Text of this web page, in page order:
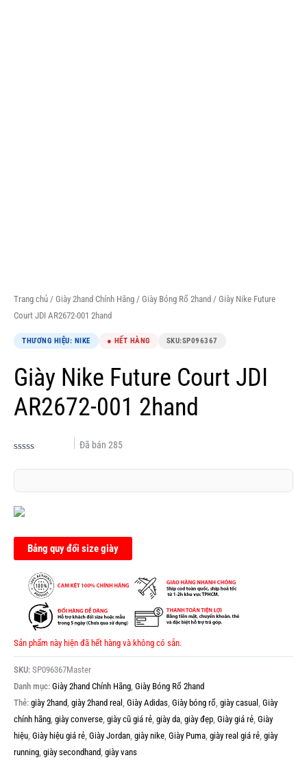
Trang chủ / Giày 2hand Chính Hãng / Giày Bóng Rổ 2hand / Giày Nike Future
Court JDI AR2672-001 2hand
THƯƠNG HIỆU: NIKE ● HẾT HÀNG SKU:SP096367
Giày Nike Future Court JDI
AR2672-001 2hand
xếp
0.0
sao
Đã bán 285
Bảng quy đổi size giày
Sản phẩm này hiện đã hết hàng và không có sẵn.
SKU: SP096367Master
Danh mục: Giày 2hand Chính Hãng Giày Bóng Rổ 2hand
Thẻ: giày 2hand giày 2hand real Giày Adidas Giày bóng rổ giày casual Giày
chính hãng giày converse giày cũ giá rẻ giày da giày đẹp Giày giá rẻ Giày
hiệu Giày hiệu giá rẻ Giày Jordan giày nike Giày Puma giày real giá rẻ giày
running giày secondhand giày vans